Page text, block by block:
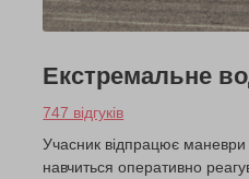
Екстремальне
747 відгуків
Учасник відпрацює маневри
навчиться оперативно